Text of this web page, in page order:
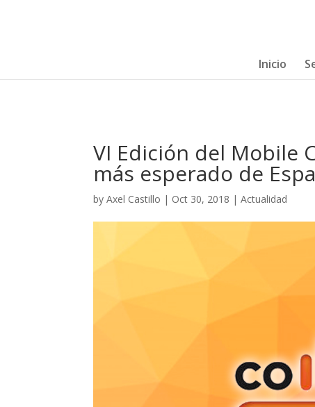
Inicio
VI Edición del Mobile
más esperado de
byAxel Castillo | Oct 30, 2018 |Actualidad